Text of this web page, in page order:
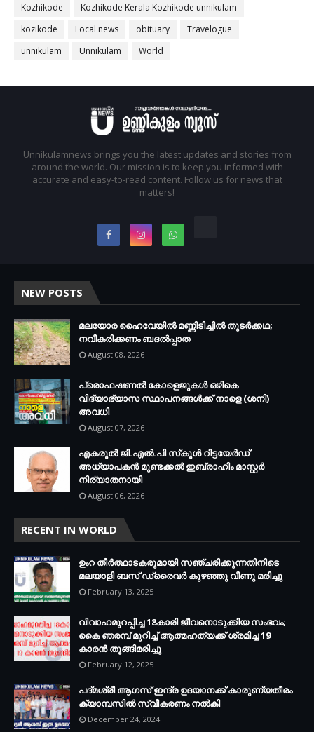
Kozhikode
Kozhikode Kerala Kozhikode unnikulam
kozikode
Local news obituary
Travelogue
unnikulam
Unnikulam World
Unnikulamnews brings you the latest updates and stories from
around the world. Our mission is to keep you informed with
accurate and easy-to-read content. Follow us for news that
matters!
NEW POSTS
മലയോര ഹൈവേയിൽ മണ്ണിടിച്ചിൽ തുടർക്കഥ;
നവീകരിക്കണം ബദൽപ്പാത
August 08, 2026
പ്രൊഫഷണൽ കോളെജുകൾ ഒഴികെ
വിദ്യാഭ്യാസ സ്ഥാപനങ്ങൾക്ക് നാളെ (ശനി)
അവധി
August 07, 2026
എകരൂൽ ജി.എൽ.പി സ്‌കൂൾ റിട്ടയേർഡ്
അധ്യാപകൻ മുണ്ടക്കൽ ഇബ്രാഹിം മാസ്റ്റർ
നിര്യാതനായി
August 06, 2026
RECENT IN WORLD
ഉംറ തീർത്ഥാടകരുമായി സഞ്ചരിക്കുന്നതിനിടെ
മലയാളി ബസ് ഡ്രൈവർ കുഴഞ്ഞു വീണു മരിച്ചു
February 13, 2025
വിവാഹമുറപ്പിച്ച 18കാരി ജീവനൊടുക്കിയ സംഭവം;
കൈ ഞരമ്പ് മുറിച്ച് ആത്മഹത്യക്ക് ശ്രമിച്ച 19
കാരൻ തൂങ്ങിമരിച്ചു
February 12, 2025
പദ്മശ്രീ ആഗസ് ഇന്ദ്ര ഉദയാനക്ക് കാരുണ്യതീരം
ക്യാമ്പസിൽ സ്വീകരണം നൽകി
December 24, 2024